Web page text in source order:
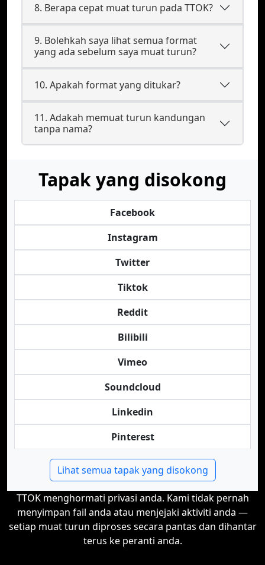
8. Berapa cepat muat turun pada TTOK?
9. Bolehkah saya lihat semua format
yang ada sebelum saya muat turun?
10. Apakah format yang ditukar?
11. Adakah memuat turun kandungan
tanpa nama?
Tapak yang disokong
Facebook
Instagram
Twitter
Tiktok
Reddit
Bilibili
Vimeo
Soundcloud
Linkedin
Pinterest
Lihat semua tapak yang disokong
TTOK menghormati privasi anda. Kami tidak pernah
menyimpan fail anda atau menjejaki aktiviti anda —
setiap muat turun diproses secara pantas dan dihantar
terus ke peranti anda.